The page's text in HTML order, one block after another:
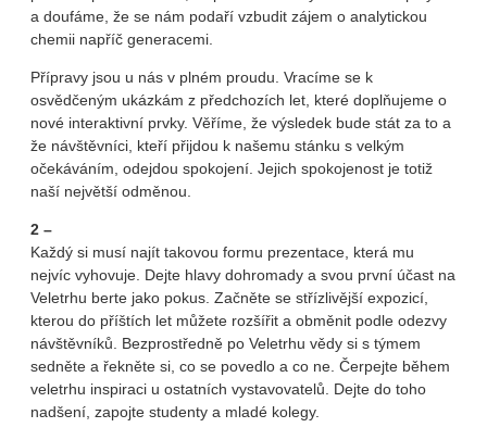
a doufáme, že se nám podaří vzbudit zájem o analytickou
chemii napříč generacemi.
Přípravy jsou u nás v plném proudu. Vracíme se k
osvědčeným ukázkám z předchozích let, které doplňujeme o
nové interaktivní prvky. Věříme, že výsledek bude stát za to a
že návštěvníci, kteří přijdou k našemu stánku s velkým
očekáváním, odejdou spokojení. Jejich spokojenost je totiž
naší největší odměnou.
2 –
Každý si musí najít takovou formu prezentace, která mu
nejvíc vyhovuje. Dejte hlavy dohromady a svou první účast na
Veletrhu berte jako pokus. Začněte se střízlivější expozicí,
kterou do příštích let můžete rozšířit a obměnit podle odezvy
návštěvníků. Bezprostředně po Veletrhu vědy si s týmem
sedněte a řekněte si, co se povedlo a co ne. Čerpejte během
veletrhu inspiraci u ostatních vystavovatelů. Dejte do toho
nadšení, zapojte studenty a mladé kolegy.